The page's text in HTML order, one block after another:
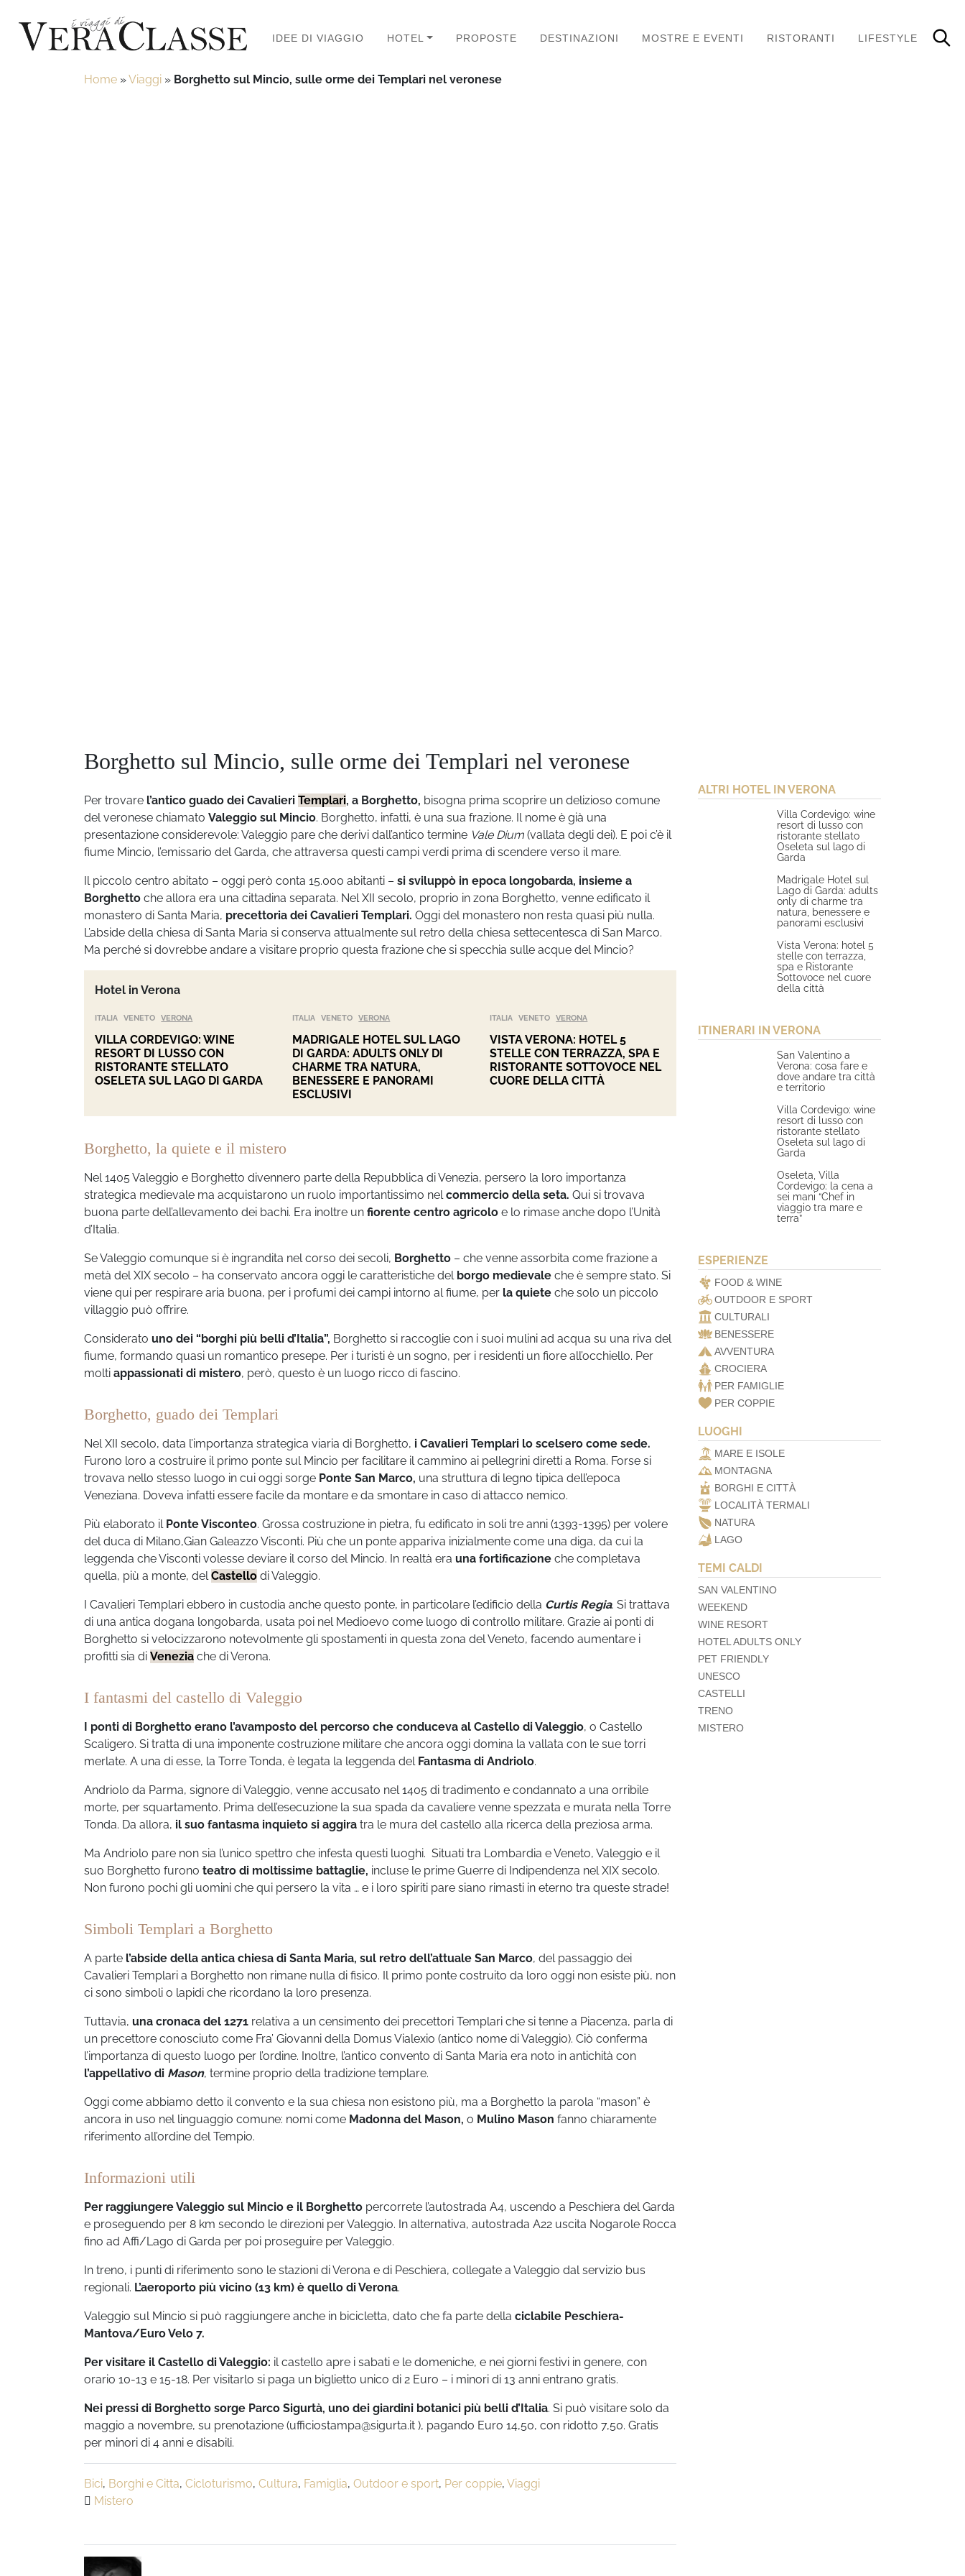
IDEE DI VIAGGIO HOTEL PROPOSTE DESTINAZIONI MOSTRE E EVENTI RISTORANTI LIFESTYLE
Home »Viaggi » Borghetto sul Mincio, sulle orme dei Templari nel veronese
Borghetto sul Mincio, sulle orme dei Templari nel veronese
Per trovare l’antico guado dei Cavalieri Templari, a Borghetto, bisogna prima scoprire un delizioso comune
del veronese chiamato Valeggio sul Mincio. Borghetto, infatti, è una sua frazione. Il nome è già una
presentazione considerevole: Valeggio pare che derivi dall’antico termine Vale Dium (vallata degli dei). E poi c’è il
fiume Mincio, l’emissario del Garda, che attraversa questi campi verdi prima di scendere verso il mare.
Il piccolo centro abitato – oggi però conta 15.000 abitanti – si sviluppò in epoca longobarda, insieme a
Borghetto che allora era una cittadina separata. Nel XII secolo, proprio in zona Borghetto, venne edificato il
monastero di Santa Maria, precettoria dei Cavalieri Templari. Oggi del monastero non resta quasi più nulla.
L’abside della chiesa di Santa Maria si conserva attualmente sul retro della chiesa settecentesca di San Marco.
Ma perché si dovrebbe andare a visitare proprio questa frazione che si specchia sulle acque del Mincio?
Hotel in Verona
ITALIA VENETO VERONA
VILLA CORDEVIGO: WINE
RESORT DI LUSSO CON
RISTORANTE STELLATO
OSELETA SUL LAGO DI GARDA
ITALIA VENETO VERONA
MADRIGALE HOTEL SUL LAGO
DI GARDA: ADULTS ONLY DI
CHARME TRA NATURA,
BENESSERE E PANORAMI
ESCLUSIVI
ITALIA VENETO VERONA
VISTA VERONA: HOTEL 5
STELLE CON TERRAZZA, SPA E
RISTORANTE SOTTOVOCE NEL
CUORE DELLA CITTÀ
Borghetto, la quiete e il mistero
Nel 1405 Valeggio e Borghetto divennero parte della Repubblica di Venezia, persero la loro importanza
strategica medievale ma acquistarono un ruolo importantissimo nel commercio della seta. Qui si trovava
buona parte dell’allevamento dei bachi. Era inoltre un fiorente centro agricolo e lo rimase anche dopo l’Unità
d’Italia.
Se Valeggio comunque si è ingrandita nel corso dei secoli, Borghetto – che venne assorbita come frazione a
metà del XIX secolo – ha conservato ancora oggi le caratteristiche del borgo medievale che è sempre stato. Si
viene qui per respirare aria buona, per i profumi dei campi intorno al fiume, per la quiete che solo un piccolo
villaggio può offrire.
Considerato uno dei “borghi più belli d’Italia”, Borghetto si raccoglie con i suoi mulini ad acqua su una riva del
fiume, formando quasi un romantico presepe. Per i turisti è un sogno, per i residenti un fiore all’occhiello. Per
molti appassionati di mistero, però, questo è un luogo ricco di fascino.
Borghetto, guado dei Templari
Nel XII secolo, data l’importanza strategica viaria di Borghetto, i Cavalieri Templari lo scelsero come sede.
Furono loro a costruire il primo ponte sul Mincio per facilitare il cammino ai pellegrini diretti a Roma. Forse si
trovava nello stesso luogo in cui oggi sorge Ponte San Marco, una struttura di legno tipica dell’epoca
Veneziana. Doveva infatti essere facile da montare e da smontare in caso di attacco nemico.
Più elaborato il Ponte Visconteo. Grossa costruzione in pietra, fu edificato in soli tre anni (1393-1395) per volere
del duca di Milano,Gian Galeazzo Visconti. Più che un ponte appariva inizialmente come una diga, da cui la
leggenda che Visconti volesse deviare il corso del Mincio. In realtà era una fortificazione che completava
quella, più a monte, del Castello di Valeggio.
I Cavalieri Templari ebbero in custodia anche questo ponte, in particolare l’edificio della Curtis Regia. Si trattava
di una antica dogana longobarda, usata poi nel Medioevo come luogo di controllo militare. Grazie ai ponti di
Borghetto si velocizzarono notevolmente gli spostamenti in questa zona del Veneto, facendo aumentare i
profitti sia di Venezia che di Verona.
I fantasmi del castello di Valeggio
I ponti di Borghetto erano l’avamposto del percorso che conduceva al Castello di Valeggio, o Castello
Scaligero. Si tratta di una imponente costruzione militare che ancora oggi domina la vallata con le sue torri
merlate. A una di esse, la Torre Tonda, è legata la leggenda del Fantasma di Andriolo.
Andriolo da Parma, signore di Valeggio, venne accusato nel 1405 di tradimento e condannato a una orribile
morte, per squartamento. Prima dell’esecuzione la sua spada da cavaliere venne spezzata e murata nella Torre
Tonda. Da allora, il suo fantasma inquieto si aggira tra le mura del castello alla ricerca della preziosa arma.
Ma Andriolo pare non sia l’unico spettro che infesta questi luoghi. Situati tra Lombardia e Veneto, Valeggio e il
suo Borghetto furono teatro di moltissime battaglie, incluse le prime Guerre di Indipendenza nel XIX secolo.
Non furono pochi gli uomini che qui persero la vita … e i loro spiriti pare siano rimasti in eterno tra queste strade!
Simboli Templari a Borghetto
A parte l’abside della antica chiesa di Santa Maria, sul retro dell’attuale San Marco, del passaggio dei
Cavalieri Templari a Borghetto non rimane nulla di fisico. Il primo ponte costruito da loro oggi non esiste più, non
ci sono simboli o lapidi che ricordano la loro presenza.
Tuttavia, una cronaca del 1271 relativa a un censimento dei precettori Templari che si tenne a Piacenza, parla di
un precettore conosciuto come Fra’ Giovanni della Domus Vialexio (antico nome di Valeggio). Ciò conferma
l’importanza di questo luogo per l’ordine. Inoltre, l’antico convento di Santa Maria era noto in antichità con
l’appellativo di Mason, termine proprio della tradizione templare.
Oggi come abbiamo detto il convento e la sua chiesa non esistono più, ma a Borghetto la parola “mason” è
ancora in uso nel linguaggio comune: nomi come Madonna del Mason, o Mulino Mason fanno chiaramente
riferimento all’ordine del Tempio.
Informazioni utili
Per raggiungere Valeggio sul Mincio e il Borghetto percorrete l’autostrada A4, uscendo a Peschiera del Garda
e proseguendo per 8 km secondo le direzioni per Valeggio. In alternativa, autostrada A22 uscita Nogarole Rocca
fino ad Affi/Lago di Garda per poi proseguire per Valeggio.
In treno, i punti di riferimento sono le stazioni di Verona e di Peschiera, collegate a Valeggio dal servizio bus
regionali. L’aeroporto più vicino (13 km) è quello di Verona.
Valeggio sul Mincio si può raggiungere anche in bicicletta, dato che fa parte della ciclabile Peschiera-
Mantova/Euro Velo 7.
Per visitare il Castello di Valeggio: il castello apre i sabati e le domeniche, e nei giorni festivi in genere, con
orario 10-13 e 15-18. Per visitarlo si paga un biglietto unico di 2 Euro – i minori di 13 anni entrano gratis.
Nei pressi di Borghetto sorge Parco Sigurtà, uno dei giardini botanici più belli d’Italia. Si può visitare solo da
maggio a novembre, su prenotazione (ufficiostampa@sigurta.it ), pagando Euro 14,50, con ridotto 7,50. Gratis
per minori di 4 anni e disabili.
Bici, Borghi e Citta, Cicloturismo, Cultura, Famiglia, Outdoor e sport, Per coppie, Viaggi
Mistero
ALTRI HOTEL IN VERONA
Villa Cordevigo: wine
resort di lusso con
ristorante stellato
Oseleta sul lago di
Garda
Madrigale Hotel sul
Lago di Garda: adults
only di charme tra
natura, benessere e
panorami esclusivi
Vista Verona: hotel 5
stelle con terrazza,
spa e Ristorante
Sottovoce nel cuore
della città
ITINERARI IN VERONA
San Valentino a
Verona: cosa fare e
dove andare tra città
e territorio
Villa Cordevigo: wine
resort di lusso con
ristorante stellato
Oseleta sul lago di
Garda
Oseleta, Villa
Cordevigo: la cena a
sei mani “Chef in
viaggio tra mare e
terra”
ESPERIENZE
FOOD & WINE
OUTDOOR E SPORT
CULTURALI
BENESSERE
AVVENTURA
CROCIERA
PER FAMIGLIE
PER COPPIE
LUOGHI
MARE E ISOLE
MONTAGNA
BORGHI E CITTÀ
LOCALITÀ TERMALI
NATURA
LAGO
TEMI CALDI
SAN VALENTINO
WEEKEND
WINE RESORT
HOTEL ADULTS ONLY
PET FRIENDLY
UNESCO
CASTELLI
TRENO
MISTERO